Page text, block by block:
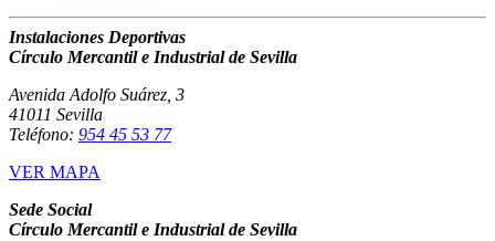
Instalaciones Deportivas
Círculo Mercantil e Industrial de Sevilla
Avenida Adolfo Suárez, 3
41011 Sevilla
Teléfono: 954 45 53 77
VER MAPA
Sede Social
Círculo Mercantil e Industrial de Sevilla